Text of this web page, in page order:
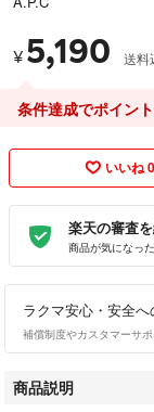
¥ 5,190 送料
条件達成でポイン
いいね
楽天の審査
商品が気になっ
ラクマ安心・安全
補償制度やカスタマーサ
商品説明